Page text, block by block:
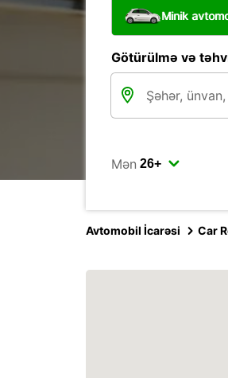
Minik
Götürülmə və
Mən
Avtomobil İcarəsi Car